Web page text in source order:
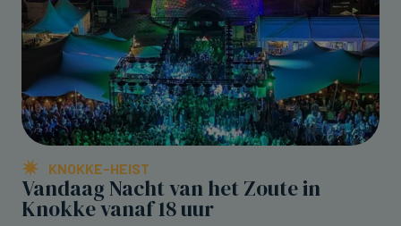
KNOKKE-HEIST
Vandaag Nacht van het Zoute in
Knokke vanaf 18 uur